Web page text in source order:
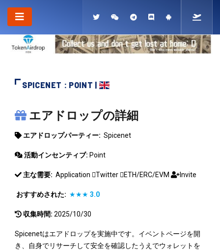
SPICENET : POINT |
SPICENET
エアドロップの詳細
エアドロップパーティー: Spicenet
活動インセンティブ: Point
主な需要: Application Twitter ETH/ERC/EVM Invite
おすすめされた: ★★★ 3.0
収集時間: 2025/10/30
Spicenetはエアドロップを実施中です。イベントページを開
き、自身でリサーチして安全を確認したうえでウォレットを